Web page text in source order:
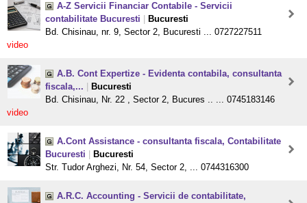
A-Z Servicii Financiar Contabile - Servicii
contabilitate Bucuresti
Bucuresti
Bd. Chisinau, nr. 9, Sector 2, Bucuresti ... 0727227511
video
A.B. Cont Expertize - Evidenta contabila, consultanta
fiscala,...
Bucuresti
Bd. Chisinau, Nr. 22 , Sector 2, Bucures .. ... 0745183146
video
A.Cont Assistance - consultanta fiscala, Contabilitate
Bucuresti
Bucuresti
Str. Tudor Arghezi, Nr. 54, Sector 2, ... 0744316300
A.R.C. Accounting - Servicii de contabilitate,